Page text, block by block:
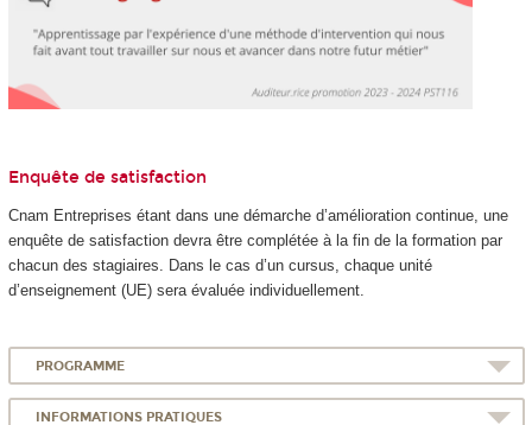
Enquête de satisfaction
Cnam Entreprises étant dans une démarche d’amélioration continue, une
enquête de satisfaction devra être complétée à la fin de la formation par
chacun des stagiaires. Dans le cas d’un cursus, chaque unité
d’enseignement (UE) sera évaluée individuellement.
PROGRAMME
INFORMATIONS PRATIQUES